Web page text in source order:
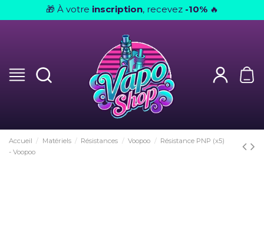
🎁 À votre inscription, recevez -10% 🔥
Accueil Matériels Résistances Voopoo
Résistance PNP (x5)
- Voopoo